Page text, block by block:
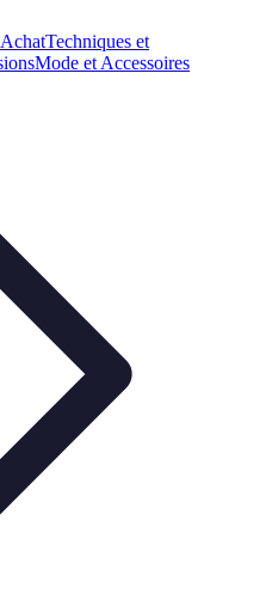
Techniques et
Mode et Accessoires